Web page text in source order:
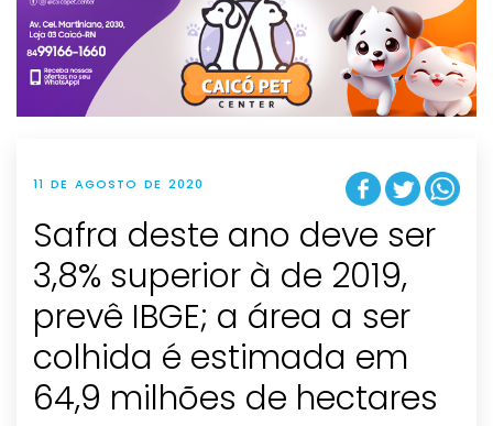
g
t
i
o
n
11 DE AGOSTO DE 2020
Safra deste ano deve ser
3,8% superior à de 2019,
prevê IBGE; a área a ser
colhida é estimada em
64,9 milhões de hectares